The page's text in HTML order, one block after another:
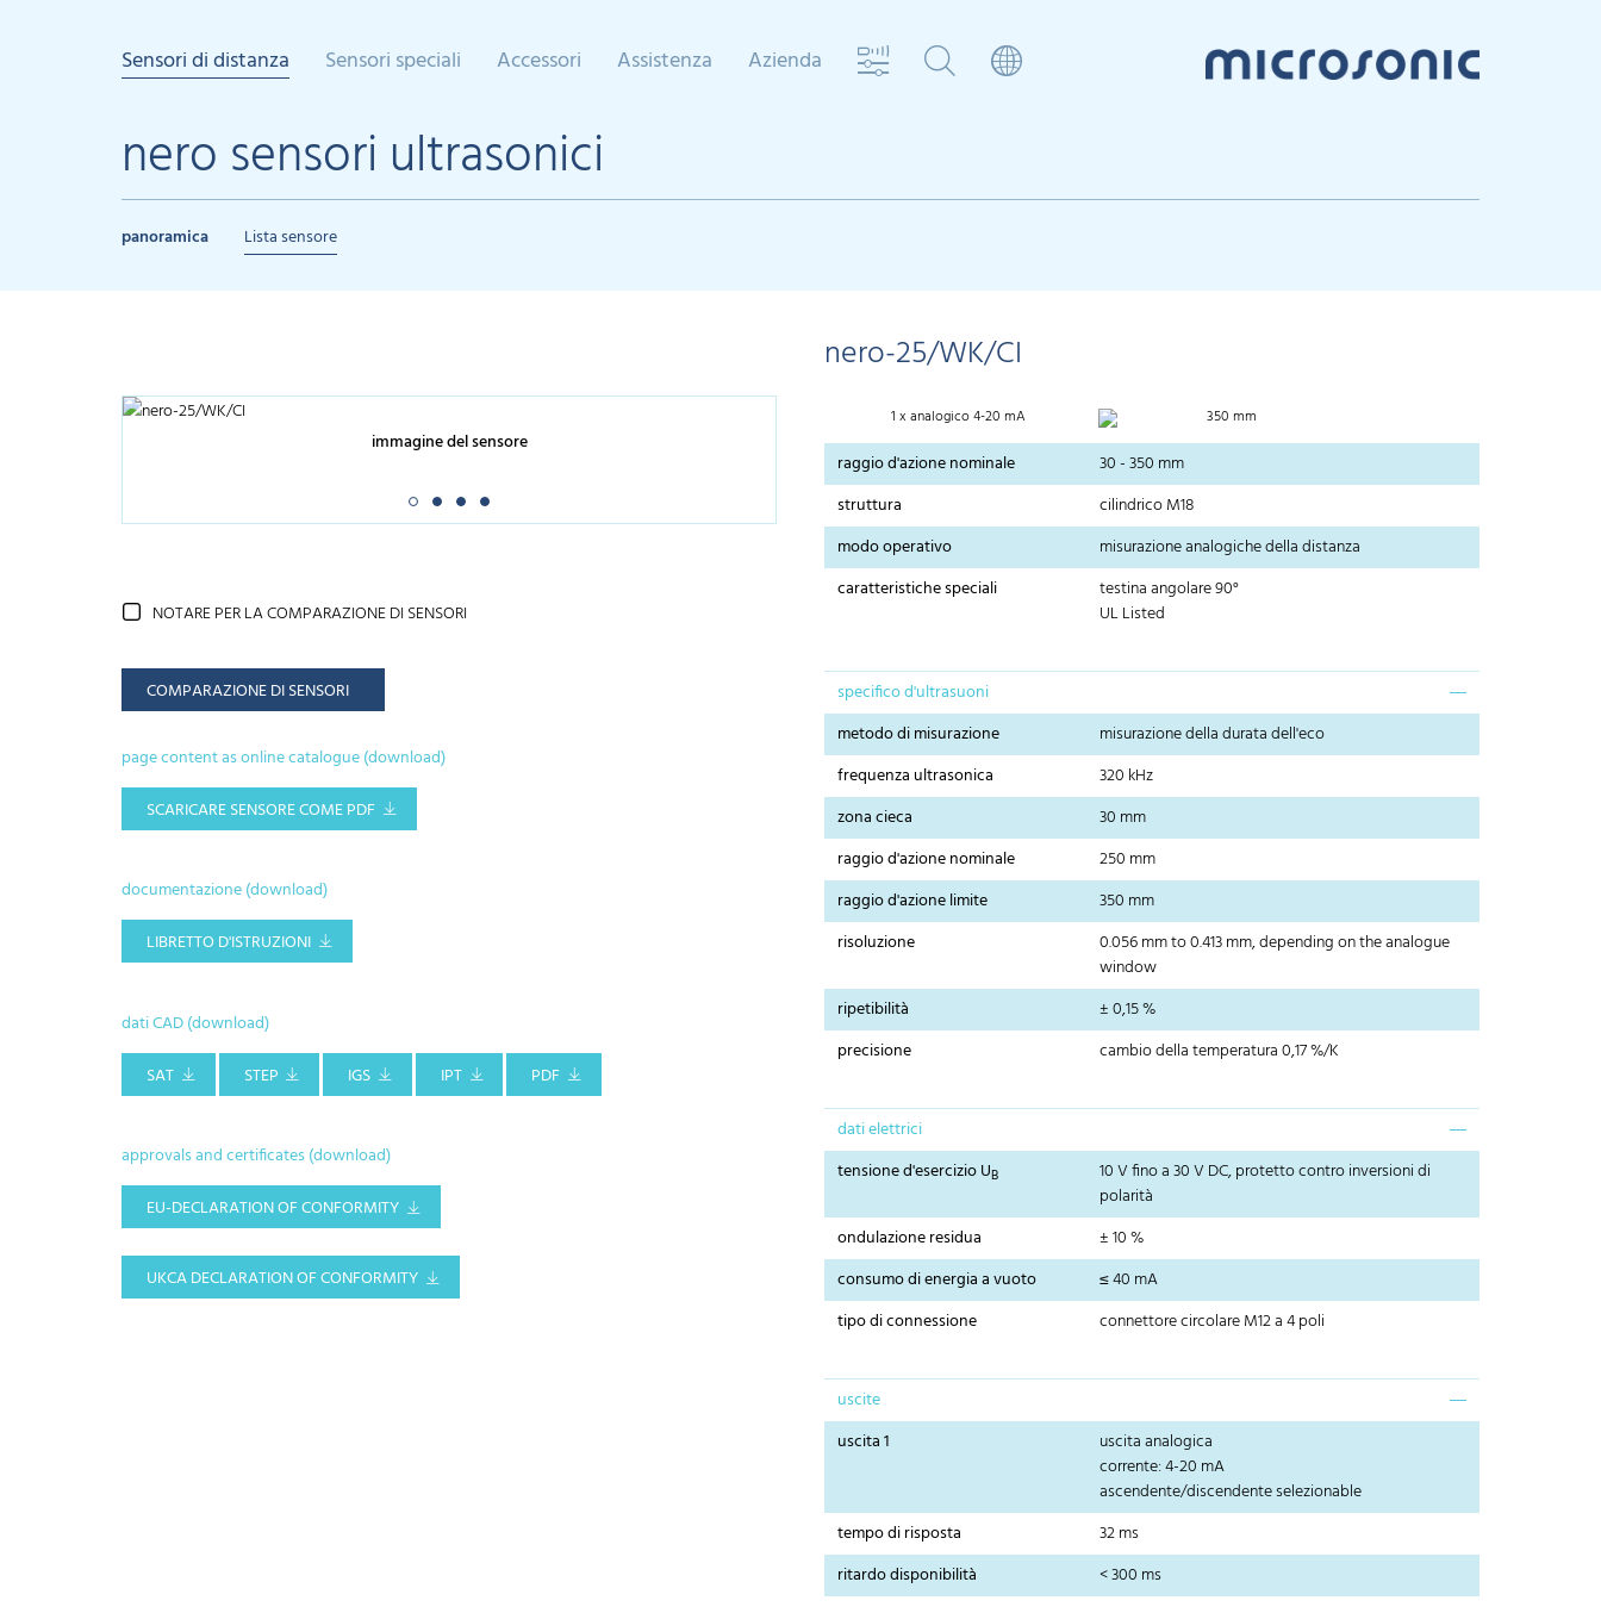
Sensori di distanza Sensori speciali Accessori Assistenza Azienda
nero sensori ultrasonici
panoramica Lista sensore
nero-25/WK/CI
immagine del sensore
NOTARE PER LA COMPARAZIONE DI SENSORI
COMPARAZIONE DI SENSORI
page content as online catalogue (download)
SCARICARE SENSORE COME PDF
documentazione (download)
LIBRETTO D'ISTRUZIONI
dati CAD (download)
SAT
STEP IGS IPT PDF
approvals and certificates (download)
EU-DECLARATION OF CONFORMITY
UKCA DECLARATION OF CONFORMITY
1 x analogico 4-20 mA 350 mm
raggio d'azione nominale
30 - 350 mm
struttura
cilindrico M18
modo operativo
misurazione analogiche della distanza
caratteristiche speciali
testina angolare 90°
UL Listed
specifico d'ultrasuoni
metodo di misurazione
misurazione della durata dell'eco
frequenza ultrasonica
320 kHz
zona cieca
30 mm
raggio d'azione nominale
250 mm
raggio d'azione limite
350 mm
risoluzione
0.056 mm to 0.413 mm, depending on the analogue
window
ripetibilità
± 0,15 %
precisione
cambio della temperatura 0,17 %/K
dati elettrici
tensione d'esercizio UB
10 V fino a 30 V DC, protetto contro inversioni di
polarità
ondulazione residua
± 10 %
consumo di energia a vuoto
≤ 40 mA
tipo di connessione
connettore circolare M12 a 4 poli
uscite
uscita 1
uscita analogica
corrente: 4-20 mA
ascendente/discendente selezionable
tempo di risposta
32 ms
ritardo disponibilità
< 300 ms